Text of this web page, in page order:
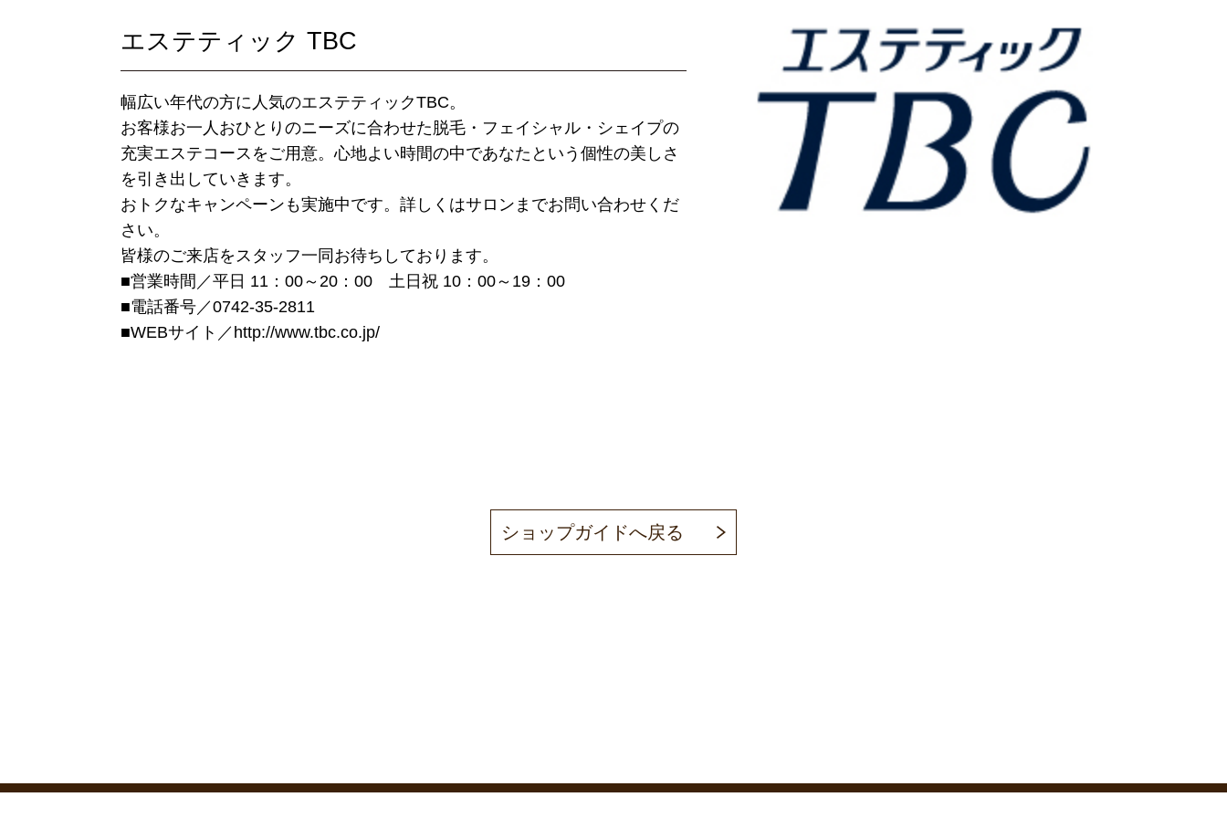
エステティック TBC
幅広い年代の方に人気のエステティックTBC。
お客様お一人おひとりのニーズに合わせた脱毛・フェイシャル・シェイプの
充実エステコースをご用意。心地よい時間の中であなたという個性の美しさ
を引き出していきます。
おトクなキャンペーンも実施中です。詳しくはサロンまでお問い合わせくだ
さい。
皆様のご来店をスタッフ一同お待ちしております。
■営業時間／平日 11：00～20：00 土日祝 10：00～19：00
■電話番号／0742-35-2811
■WEBサイト／ http://www.tbc.co.jp/
ショップガイドへ戻る